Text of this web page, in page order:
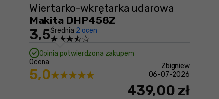
Wiertarko-wkrętarka udarowa
Makita DHP458Z
3,5Średnia 2 ocen
Opinia potwierdzona zakupem
Ocena:
5,0
Zbigniew
06-07-2026
439,00 zł